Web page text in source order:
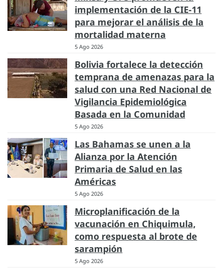
implementación de la CIE-11
para mejorar el análisis de la
mortalidad materna
5 Ago 2026
Bolivia fortalece la detección
temprana de amenazas para la
salud con una Red Nacional de
Vigilancia Epidemiológica
Basada en la Comunidad
5 Ago 2026
Las Bahamas se unen a la
Alianza por la Atención
Primaria de Salud en las
Américas
5 Ago 2026
Microplanificación de la
vacunación en Chiquimula,
como respuesta al brote de
sarampión
5 Ago 2026